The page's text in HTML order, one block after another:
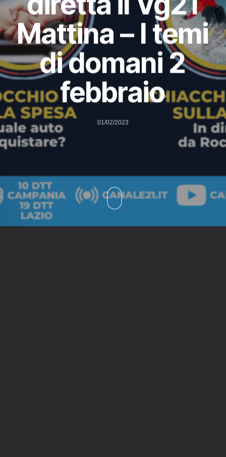
Mattina – I temi
di domani 2
febbraio
01/02/2023